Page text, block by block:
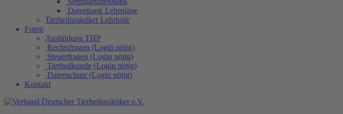
Datenbank Lehrpläne
Tierheilpraktiker Lehrhöfe
Foren
Ausbildung THP
Rechtsfragen (Login nötig)
Steuerfragen (Login nötig)
Tierheilkunde (Login nötig)
Datenschutz (Login nötig)
Kontakt